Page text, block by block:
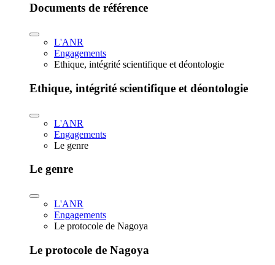
Documents de référence
L'ANR
Engagements
Ethique, intégrité scientifique et déontologie
Ethique, intégrité scientifique et déontologie
L'ANR
Engagements
Le genre
Le genre
L'ANR
Engagements
Le protocole de Nagoya
Le protocole de Nagoya